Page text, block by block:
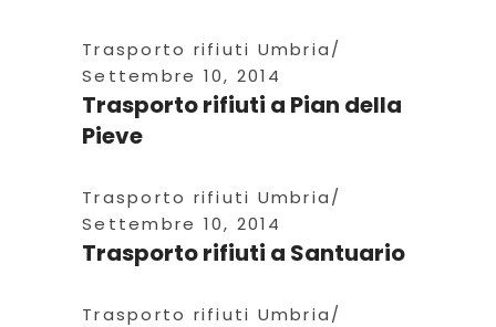
Trasporto rifiuti Umbria
Settembre 10, 2014
Trasporto rifiuti a Pian della
Pieve
Trasporto rifiuti Umbria
Settembre 10, 2014
Trasporto rifiuti a Santuario
Trasporto rifiuti Umbria